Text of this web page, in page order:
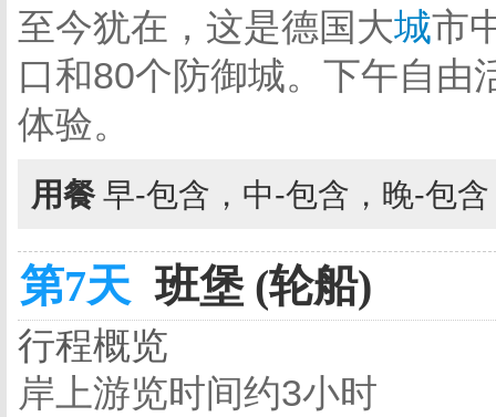
至今犹在，这是德国大城市
口和80个防御城。下午自由
体验。
用餐 早-包含，中-包含，晚-包
第7天 班堡 (轮船)
行程概览
岸上游览时间约3小时